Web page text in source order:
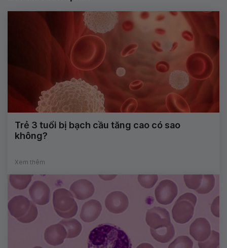
Trẻ 3 tuổi bị bạch cầu tăng cao có sao
không?
Xem thêm